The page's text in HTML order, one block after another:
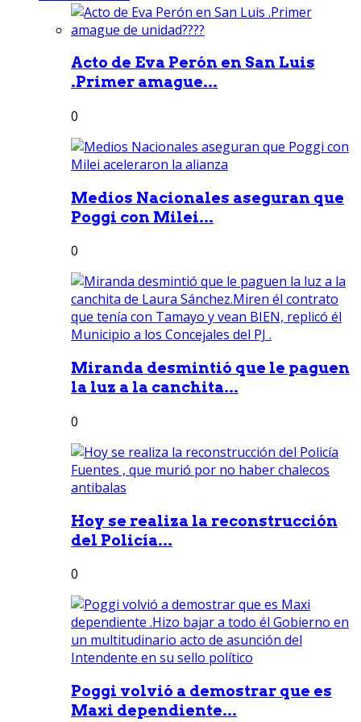
Acto de Eva Perón en San Luis
.Primer amague...
0
Medios Nacionales aseguran que
Poggi con Milei...
0
Miranda desmintió que le paguen
la luz a la canchita...
0
Hoy se realiza la reconstrucción
del Policía...
0
Poggi volvió a demostrar que es
Maxi dependiente...